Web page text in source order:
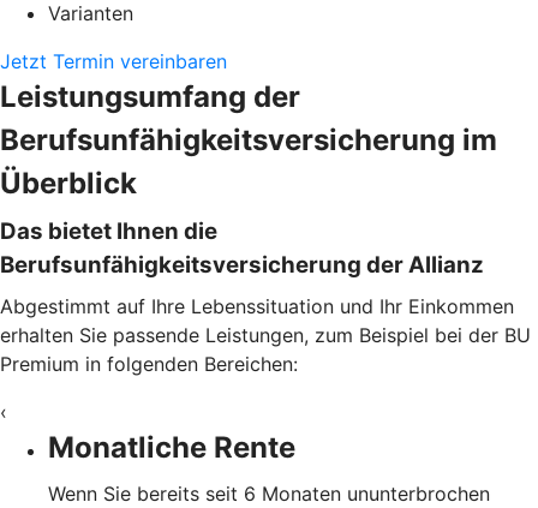
Varianten
Jetzt Termin vereinbaren
Leistungsumfang der
Berufsunfähigkeitsversicherung im
Überblick
Das bietet Ihnen die
Berufsunfähigkeitsversicherung der Allianz
Abgestimmt auf Ihre Lebenssituation und Ihr Einkommen
erhalten Sie passende Leistungen, zum Beispiel bei der BU
Premium in folgenden Bereichen:
‹
Monatliche Rente
Wenn Sie bereits seit 6 Monaten ununterbrochen